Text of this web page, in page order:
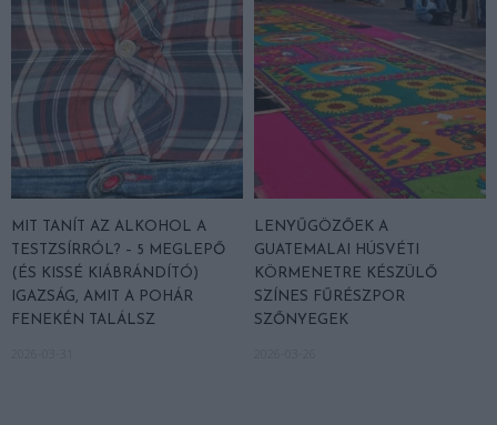
MIT TANÍT AZ ALKOHOL A
TESTZSÍRRÓL? – 5 MEGLEPŐ
(ÉS KISSÉ KIÁBRÁNDÍTÓ)
IGAZSÁG, AMIT A POHÁR
FENEKÉN TALÁLSZ
LENYŰGÖZŐEK A
GUATEMALAI HÚSVÉTI
KÖRMENETRE KÉSZÜLŐ
SZÍNES FŰRÉSZPOR
SZŐNYEGEK